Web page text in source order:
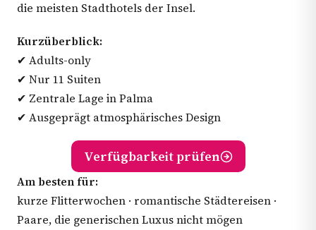
die meisten Stadthotels der Insel.
Kurzüberblick:
✔ Adults-only
✔ Nur 11 Suiten
✔ Zentrale Lage in Palma
✔ Ausgeprägt atmosphärisches Design
Verfügbarkeit prüfen
Am besten für:
kurze Flitterwochen · romantische Städtereisen ·
Paare, die generischen Luxus nicht mögen